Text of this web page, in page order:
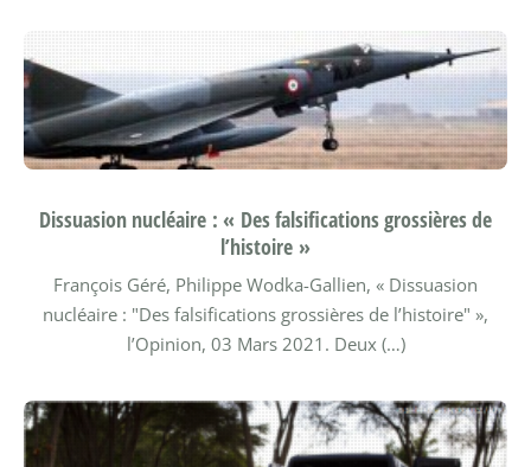
Dissuasion nucléaire : « Des falsifications grossières de
l’histoire »
François Géré, Philippe Wodka-Gallien, « Dissuasion
nucléaire : "Des falsifications grossières de l’histoire" »,
l’Opinion, 03 Mars 2021. Deux (…)